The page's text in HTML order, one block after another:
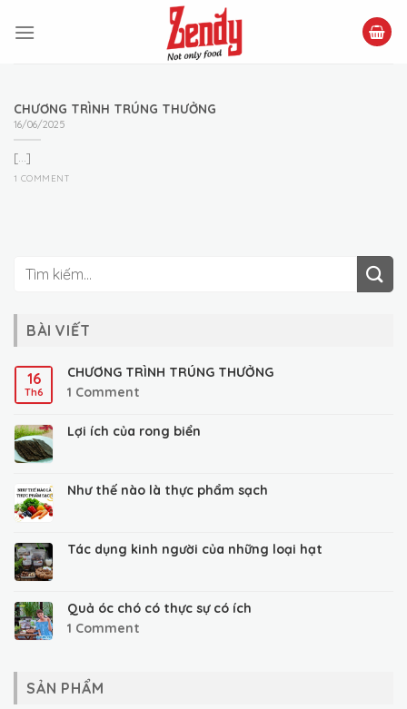
CHƯƠNG TRÌNH TRÚNG THƯỞNG
16/06/2025
[...]
1 COMMENT
BÀI VIẾT
16
Th6
CHƯƠNG TRÌNH TRÚNG THƯỞNG
1 Comment
Lợi ích của rong biển
Như thế nào là thực phẩm sạch
Tác dụng kinh người của những loại hạt
Quả óc chó có thực sự có ích
1 Comment
SẢN PHẨM